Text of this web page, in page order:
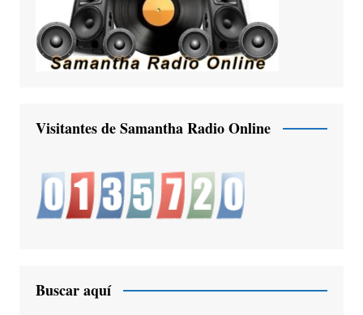
Visitantes de Samantha Radio Online
Buscar aquí